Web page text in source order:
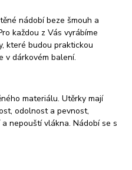
nádobí beze šmouh a
každou z Vás vyrábíme
které budou praktickou
v dárkovém balení.
materiálu. Utěrky mají
odolnost a pevnost,
nepouští vlákna. Nádobí se s